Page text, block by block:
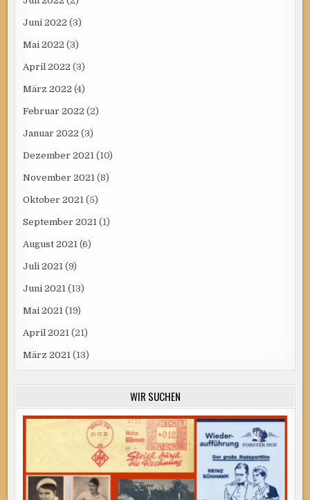
Juni 2022 (3)
Mai 2022 (3)
April 2022 (3)
März 2022 (4)
Februar 2022 (2)
Januar 2022 (3)
Dezember 2021 (10)
November 2021 (8)
Oktober 2021 (5)
September 2021 (1)
August 2021 (6)
Juli 2021 (9)
Juni 2021 (13)
Mai 2021 (19)
April 2021 (21)
März 2021 (13)
WIR SUCHEN